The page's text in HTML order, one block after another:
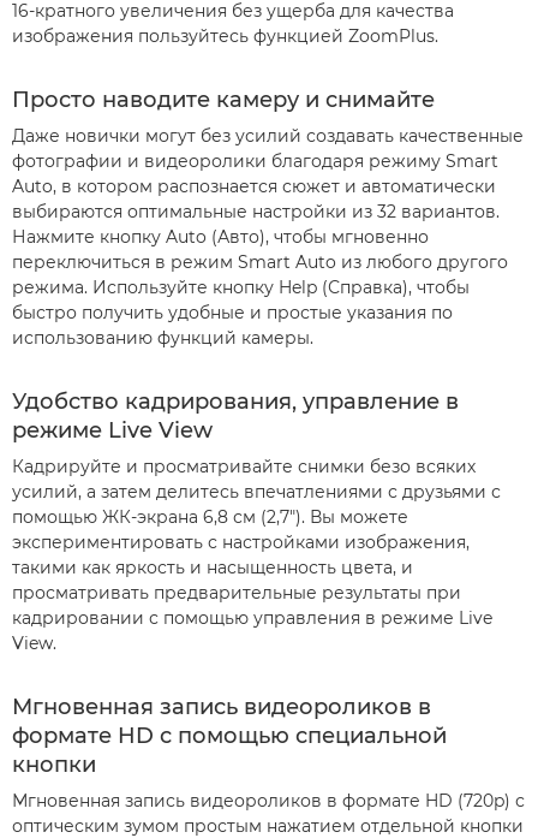
16-кратного увеличения без ущерба для качества
изображения пользуйтесь функцией ZoomPlus.
Просто наводите камеру и снимайте
Даже новички могут без усилий создавать качественные
фотографии и видеоролики благодаря режиму Smart
Auto, в котором распознается сюжет и автоматически
выбираются оптимальные настройки из 32 вариантов.
Нажмите кнопку Auto (Авто), чтобы мгновенно
переключиться в режим Smart Auto из любого другого
режима. Используйте кнопку Help (Справка), чтобы
быстро получить удобные и простые указания по
использованию функций камеры.
Удобство кадрирования, управление в
режиме Live View
Кадрируйте и просматривайте снимки безо всяких
усилий, а затем делитесь впечатлениями с друзьями с
помощью ЖК-экрана 6,8 см (2,7"). Вы можете
экспериментировать с настройками изображения,
такими как яркость и насыщенность цвета, и
просматривать предварительные результаты при
кадрировании с помощью управления в режиме Live
View.
Мгновенная запись видеороликов в
формате HD с помощью специальной
кнопки
Мгновенная запись видеороликов в формате HD (720p) с
оптическим зумом простым нажатием отдельной кнопки